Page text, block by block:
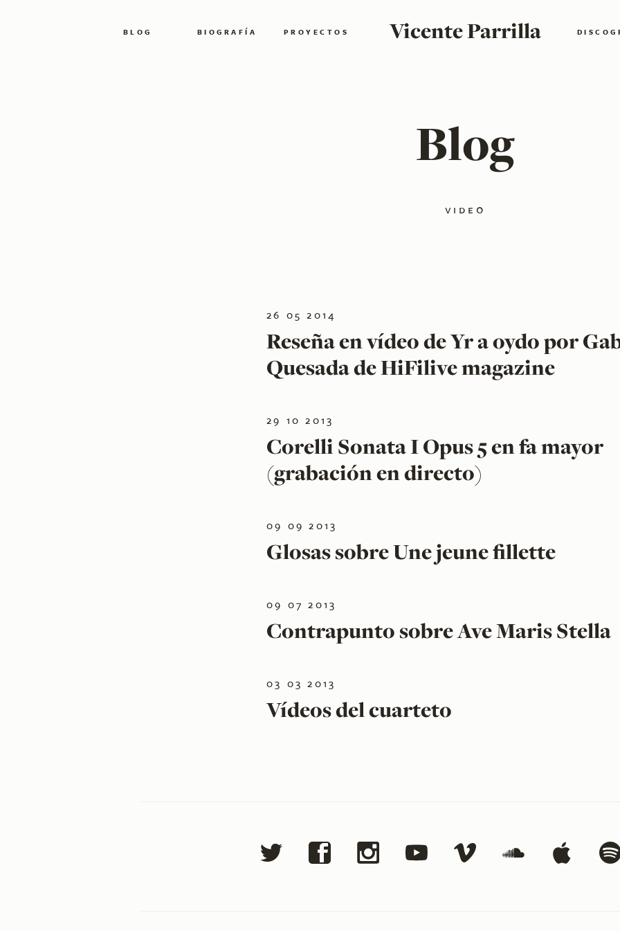
Vicente Parrilla
BLOG BIOGRAFÍA PROYECTOS
Blog
video
26 05 2014
Reseña en vídeo de Yr a oydo por
Quesada de HiFilive magazine
29 10 2013
Corelli Sonata I Opus 5 en fa mayor
(grabación en directo)
09 09 2013
Glosas sobre Une jeune fillette
09 07 2013
Contrapunto sobre Ave Maris Stella
03 03 2013
Vídeos del cuarteto